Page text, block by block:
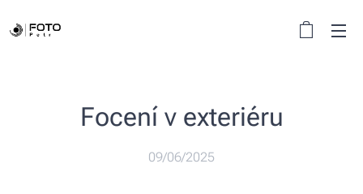
Focení v exteriéru
09/06/2025